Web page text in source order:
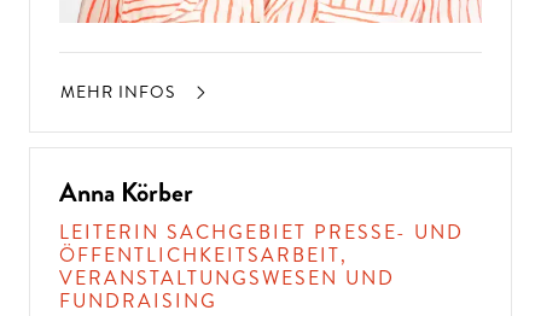
MEHR INFOS
Anna Körber
LEITERIN SACHGEBIET PRESSE- UND
ÖFFENTLICHKEITSARBEIT,
VERANSTALTUNGSWESEN UND
FUNDRAISING